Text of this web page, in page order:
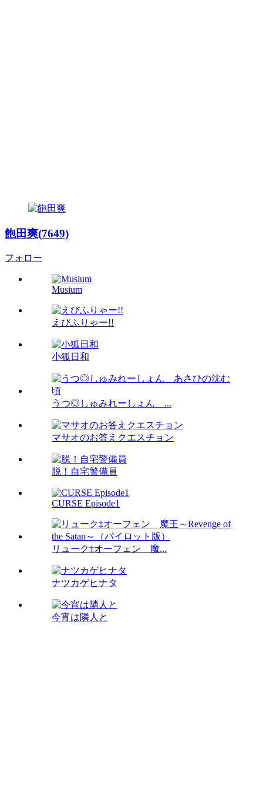
飽田爽(7649)
フォロー
Musium
えびふりゃー!!
小狐日和
うつ◎しゅみれーしょん ...
マサオのお答えクエスチョン
脱！自宅警備員
CURSE Episode1
リューク‡オーフェン 魔...
ナツカゲヒナタ
今宵は隣人と